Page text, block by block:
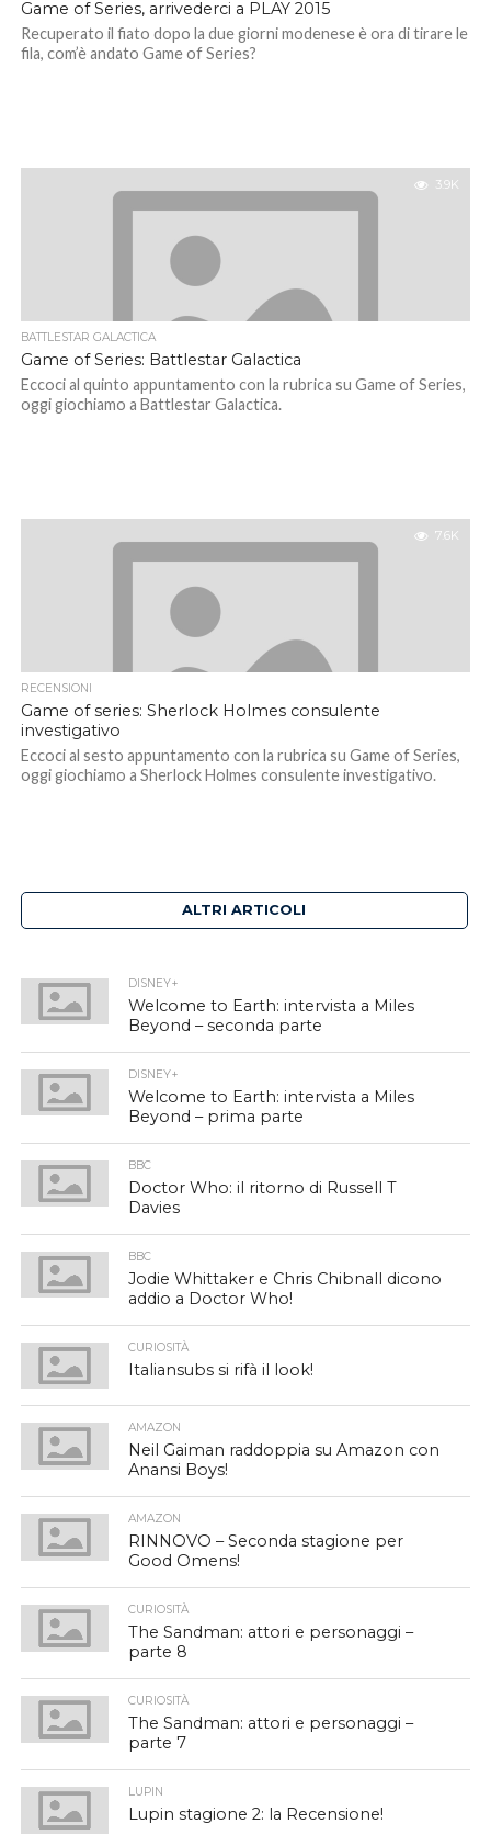
Game of Series, arrivederci a PLAY 2015
Recuperato il fiato dopo la due giorni modenese è ora di tirare le
fila, com’è andato Game of Series?
3.9K
BATTLESTAR GALACTICA
Game of Series: Battlestar Galactica
Eccoci al quinto appuntamento con la rubrica su Game of Series,
oggi giochiamo a Battlestar Galactica.
7.6K
RECENSIONI
Game of series: Sherlock Holmes consulente
investigativo
Eccoci al sesto appuntamento con la rubrica su Game of Series,
oggi giochiamo a Sherlock Holmes consulente investigativo.
ALTRI ARTICOLI
DISNEY+
Welcome to Earth: intervista a Miles
Beyond – seconda parte
DISNEY+
Welcome to Earth: intervista a Miles
Beyond – prima parte
BBC
Doctor Who: il ritorno di Russell T
Davies
BBC
Jodie Whittaker e Chris Chibnall dicono
addio a Doctor Who!
CURIOSITÀ
Italiansubs si rifà il look!
AMAZON
Neil Gaiman raddoppia su Amazon con
Anansi Boys!
AMAZON
RINNOVO – Seconda stagione per
Good Omens!
CURIOSITÀ
The Sandman: attori e personaggi –
parte 8
CURIOSITÀ
The Sandman: attori e personaggi –
parte 7
LUPIN
Lupin stagione 2: la Recensione!